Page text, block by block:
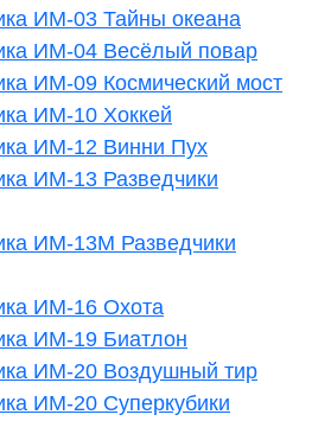
ИМ-03 Тайны океана
ИМ-04 Весёлый повар
ИМ-09 Космический мост
ИМ-10 Хоккей
ИМ-12 Винни Пух
ИМ-13 Разведчики
ИМ-13М Разведчики
ИМ-16 Охота
ИМ-19 Биатлон
ИМ-20 Воздушный тир
ИМ-20 Суперкубики